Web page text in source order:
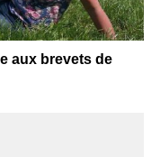
aux brevets de